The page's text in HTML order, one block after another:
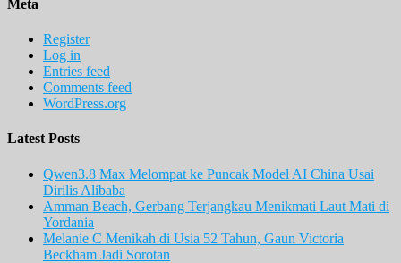
Meta
Register
Log in
Entries feed
Comments feed
WordPress.org
Latest Posts
Qwen3.8 Max Melompat ke Puncak Model AI China Usai
Dirilis Alibaba
Amman Beach, Gerbang Terjangkau Menikmati Laut Mati di
Yordania
Melanie C Menikah di Usia 52 Tahun, Gaun Victoria
Beckham Jadi Sorotan